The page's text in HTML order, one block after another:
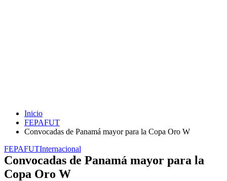
Inicio
FEPAFUT
Convocadas de Panamá mayor para la Copa Oro W
FEPAFUTInternacional
Convocadas de Panamá mayor para la
Copa Oro W